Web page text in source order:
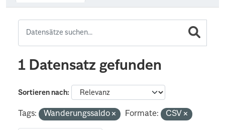
1 Datensatz gefunden
Sortieren nach
Tags: Wanderungssaldo Formate: CSV